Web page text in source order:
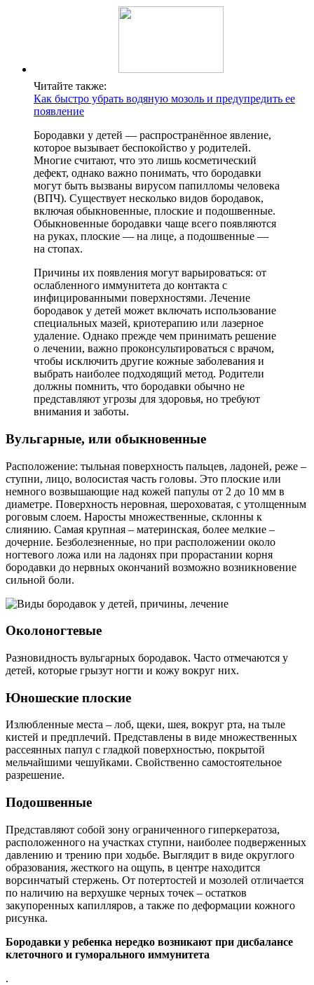
Читайте также:
Как быстро убрать водяную мозоль и предупредить ее
появление
Бородавки у детей — распространённое явление,
которое вызывает беспокойство у родителей.
Многие считают, что это лишь косметический
дефект, однако важно понимать, что бородавки
могут быть вызваны вирусом папилломы человека
(ВПЧ). Существует несколько видов бородавок,
включая обыкновенные, плоские и подошвенные.
Обыкновенные бородавки чаще всего появляются
на руках, плоские — на лице, а подошвенные —
на стопах.
Причины их появления могут варьироваться: от
ослабленного иммунитета до контакта с
инфицированными поверхностями. Лечение
бородавок у детей может включать использование
специальных мазей, криотерапию или лазерное
удаление. Однако прежде чем принимать решение
о лечении, важно проконсультироваться с врачом,
чтобы исключить другие кожные заболевания и
выбрать наиболее подходящий метод. Родители
должны помнить, что бородавки обычно не
представляют угрозы для здоровья, но требуют
внимания и заботы.
Вульгарные, или обыкновенные
Расположение: тыльная поверхность пальцев, ладоней, реже –
ступни, лицо, волосистая часть головы. Это плоские или
немного возвышающие над кожей папулы от 2 до 10 мм в
диаметре. Поверхность неровная, шероховатая, с утолщенным
роговым слоем. Наросты множественные, склонны к
слиянию. Самая крупная – материнская, более мелкие –
дочерние. Безболезненные, но при расположении около
ногтевого ложа или на ладонях при прорастании корня
бородавки до нервных окончаний возможно возникновение
сильной боли.
Околоногтевые
Разновидность вульгарных бородавок. Часто отмечаются у
детей, которые грызут ногти и кожу вокруг них.
Юношеские плоские
Излюбленные места – лоб, щеки, шея, вокруг рта, на тыле
кистей и предплечий. Представлены в виде множественных
рассеянных папул с гладкой поверхностью, покрытой
мельчайшими чешуйками. Свойственно самостоятельное
разрешение.
Подошвенные
Представляют собой зону ограниченного гиперкератоза,
расположенного на участках ступни, наиболее подверженных
давлению и трению при ходьбе. Выглядит в виде округлого
образования, жесткого на ощупь, в центре находится
ворсинчатый стержень. От потертостей и мозолей отличается
по наличию на верхушке черных точек – остатков
закупоренных капилляров, а также по деформации кожного
рисунка.
Бородавки у ребенка нередко возникают при дисбалансе
клеточного и гуморального иммунитета
.